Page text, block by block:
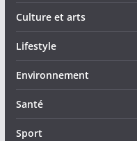
Culture et arts
Lifestyle
Environnement
Santé
Sport